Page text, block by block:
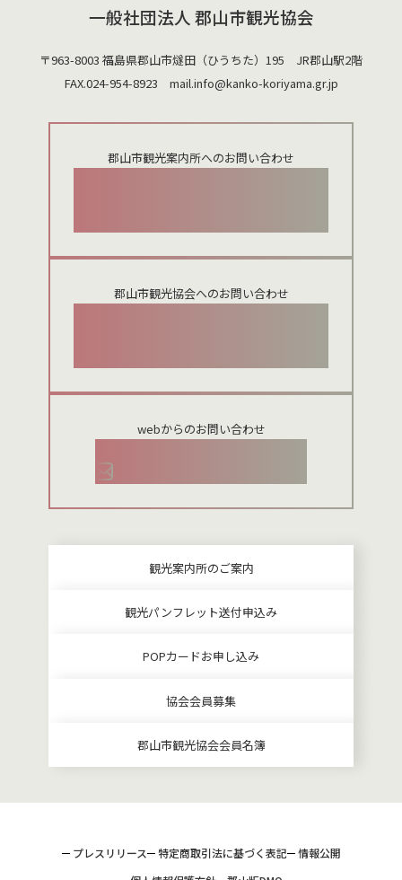
一般社団法人 郡山市観光協会
〒963-8003 福島県郡山市燧田（ひうちた）195 JR郡山駅2階
FAX.024-954-8923 mail.info@kanko-koriyama.gr.jp
郡山市観光案内所へのお問い合わせ
郡山市観光協会へのお問い合わせ
webからのお問い合わせ
観光案内所のご案内
観光パンフレット送付申込み
POPカードお申し込み
協会会員募集
郡山市観光協会会員名簿
プレスリリース 特定商取引法に基づく表記
情報公開